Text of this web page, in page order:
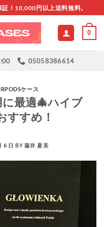
！10,000円以上送料無料。
0
05058386614
ケース
最適🎄ハイブ
すすめ！
6 日 BY 藤井 夏美